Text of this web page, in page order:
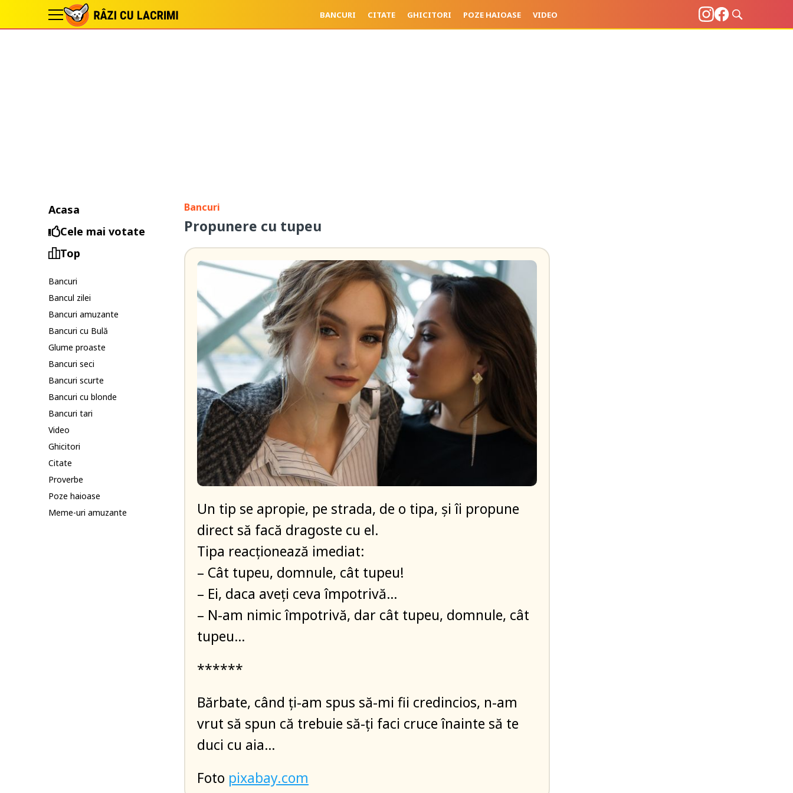
BANCURI CITATE GHICITORI POZE HAIOASE VIDEO
Acasa
Cele mai votate
Top
Bancuri
Bancul zilei
Bancuri amuzante
Bancuri cu Bulă
Glume proaste
Bancuri seci
Bancuri scurte
Bancuri cu blonde
Bancuri tari
Video
Ghicitori
Citate
Proverbe
Poze haioase
Meme-uri amuzante
Bancuri
Propunere cu tupeu
Un tip se apropie, pe strada, de o tipa, și îi propune
direct să facă dragoste cu el.
Tipa reacționează imediat:
– Cât tupeu, domnule, cât tupeu!
– Ei, daca aveți ceva împotrivă…
– N-am nimic împotrivă, dar cât tupeu, domnule, cât
tupeu…
******
Bărbate, când ți-am spus să-mi fii credincios, n-am
vrut să spun că trebuie să-ți faci cruce înainte să te
duci cu aia…
Foto pixabay.com